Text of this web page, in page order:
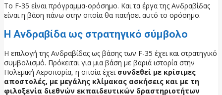
Το F-35 είναι πρόγραμμα-ορόσημο. Και τα έργα της Ανδραβίδας
είναι η βάση πάνω στην οποία θα πατήσει αυτό το ορόσημο.
Η Ανδραβίδα ως στρατηγικό σύμβολο
Η επιλογή της Ανδραβίδας ως βάσης των F-35 έχει και στρατηγικό
συμβολισμό. Πρόκειται για μια βάση με βαριά ιστορία στην
Πολεμική Αεροπορία, η οποία έχει συνδεθεί με κρίσιμες
αποστολές, με μεγάλης κλίμακας ασκήσεις και με τη
φιλοξενία διεθνών εκπαιδευτικών δραστηριοτήτων